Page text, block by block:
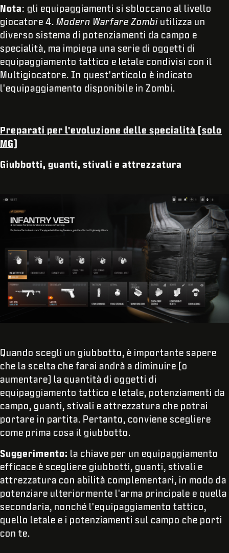
Nota: gli equipaggiamenti si sbloccano al livello
giocatore 4. Modern Warfare Zombi utilizza un
diverso sistema di potenziamenti da campo e
specialità, ma impiega una serie di oggetti di
equipaggiamento tattico e letale condivisi con il
Multigiocatore. In quest'articolo è indicato
l'equipaggiamento disponibile in Zombi.
Preparati per l'evoluzione delle specialità (solo
MG)
Giubbotti, guanti, stivali e attrezzatura
Quando scegli un giubbotto, è importante sapere
che la scelta che farai andrà a diminuire (o
aumentare) la quantità di oggetti di
equipaggiamento tattico e letale, potenziamenti da
campo, guanti, stivali e attrezzatura che potrai
portare in partita. Pertanto, conviene scegliere
come prima cosa il giubbotto.
Suggerimento: la chiave per un equipaggiamento
efficace è scegliere giubbotti, guanti, stivali e
attrezzatura con abilità complementari, in modo da
potenziare ulteriormente l'arma principale e quella
secondaria, nonché l'equipaggiamento tattico,
quello letale e i potenziamenti sul campo che porti
con te.